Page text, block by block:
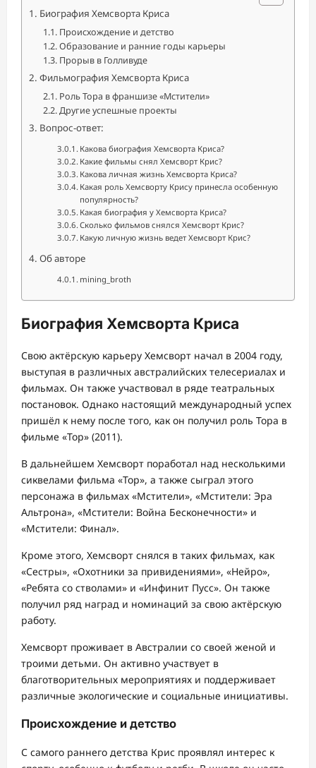
Биография Хемсворта Криса
Происхождение и детство
Образование и ранние годы карьеры
Прорыв в Голливуде
Фильмография Хемсворта Криса
Роль Тора в франшизе «Мстители»
Другие успешные проекты
Вопрос-ответ:
Какова биография Хемсворта Криса?
Какие фильмы снял Хемсворт Крис?
Какова личная жизнь Хемсворта Криса?
Какая роль Хемсворту Крису принесла особенную
популярность?
Какая биография у Хемсворта Криса?
Сколько фильмов снялся Хемсворт Крис?
Какую личную жизнь ведет Хемсворт Крис?
Об авторе
mining_broth
Биография Хемсворта Криса
Свою актёрскую карьеру Хемсворт начал в 2004 году,
выступая в различных австралийских телесериалах и
фильмах. Он также участвовал в ряде театральных
постановок. Однако настоящий международный успех
пришёл к нему после того, как он получил роль Тора в
фильме «Тор» (2011).
В дальнейшем Хемсворт поработал над несколькими
сиквелами фильма «Тор», а также сыграл этого
персонажа в фильмах «Мстители», «Мстители: Эра
Альтрона», «Мстители: Война Бесконечности» и
«Мстители: Финал».
Кроме этого, Хемсворт снялся в таких фильмах, как
«Сестры», «Охотники за привидениями», «Нейро»,
«Ребята со стволами» и «Инфинит Пусс». Он также
получил ряд наград и номинаций за свою актёрскую
работу.
Хемсворт проживает в Австралии со своей женой и
троими детьми. Он активно участвует в
благотворительных мероприятиях и поддерживает
различные экологические и социальные инициативы.
Происхождение и детство
С самого раннего детства Крис проявлял интерес к